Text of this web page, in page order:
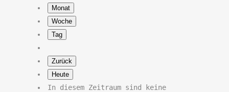
Monat
Woche
Tag
Zurück
Heute
In diesem Zeitraum sind keine